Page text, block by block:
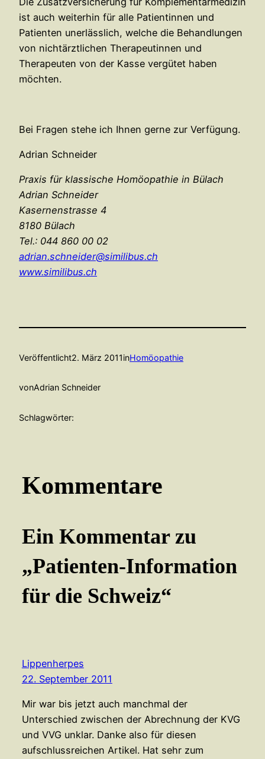
ist auch weiterhin für alle Patientinnen und
Patienten unerlässlich, welche die Behandlungen
von nichtärztlichen Therapeutinnen und
Therapeuten von der Kasse vergütet haben
möchten.
Bei Fragen stehe ich Ihnen gerne zur Verfügung.
Adrian Schneider
Praxis für klassische Homöopathie in Bülach
Adrian Schneider
Kasernenstrasse 4
8180 Bülach
Tel.: 044 860 00 02
adrian.schneider@similibus.ch
www.similibus.ch
Veröffentlicht2. März 2011inHomöopathie
vonAdrian Schneider
Schlagwörter:
Kommentare
Ein Kommentar zu
„Patienten-Information
für die Schweiz“
Lippenherpes
22. September 2011
Mir war bis jetzt auch manchmal der
Unterschied zwischen der Abrechnung der KVG
und VVG unklar. Danke also für diesen
aufschlussreichen Artikel. Hat sehr zum